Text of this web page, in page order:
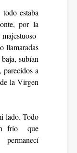
estaba
por la
llamaradas
subían
parecidos a
la Virgen
lado. Todo
frío que